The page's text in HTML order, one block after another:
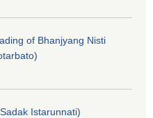
of Bhanjyang Nisti
Istarunnati)